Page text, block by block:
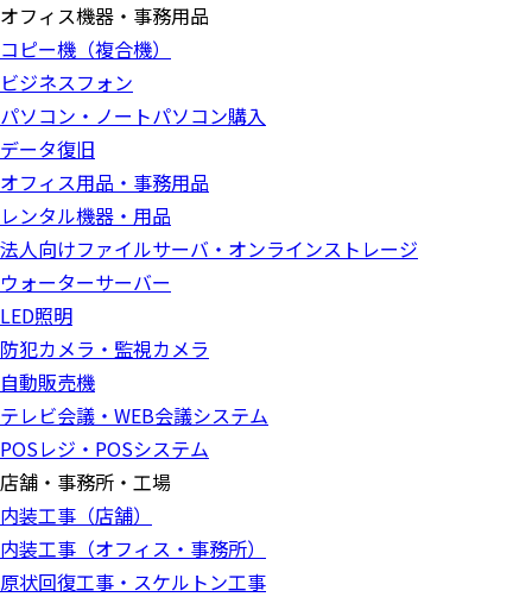
オフィス機器・事務用品
コピー機（複合機）
ビジネスフォン
パソコン・ノートパソコン購入
データ復旧
オフィス用品・事務用品
レンタル機器・用品
法人向けファイルサーバ・オンラインストレージ
ウォーターサーバー
LED照明
防犯カメラ・監視カメラ
自動販売機
テレビ会議・WEB会議システム
POSレジ・POSシステム
店舗・事務所・工場
内装工事（店舗）
内装工事（オフィス・事務所）
原状回復工事・スケルトン工事